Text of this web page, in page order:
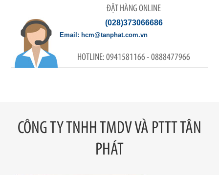
ĐẶT HÀNG ONLINE
(028)373066686
0941581166 - 0888477966
hcm@tanphat.com.vn
CÔNG TY TNHH TMDV VÀ PTTT TÂN
PHÁT